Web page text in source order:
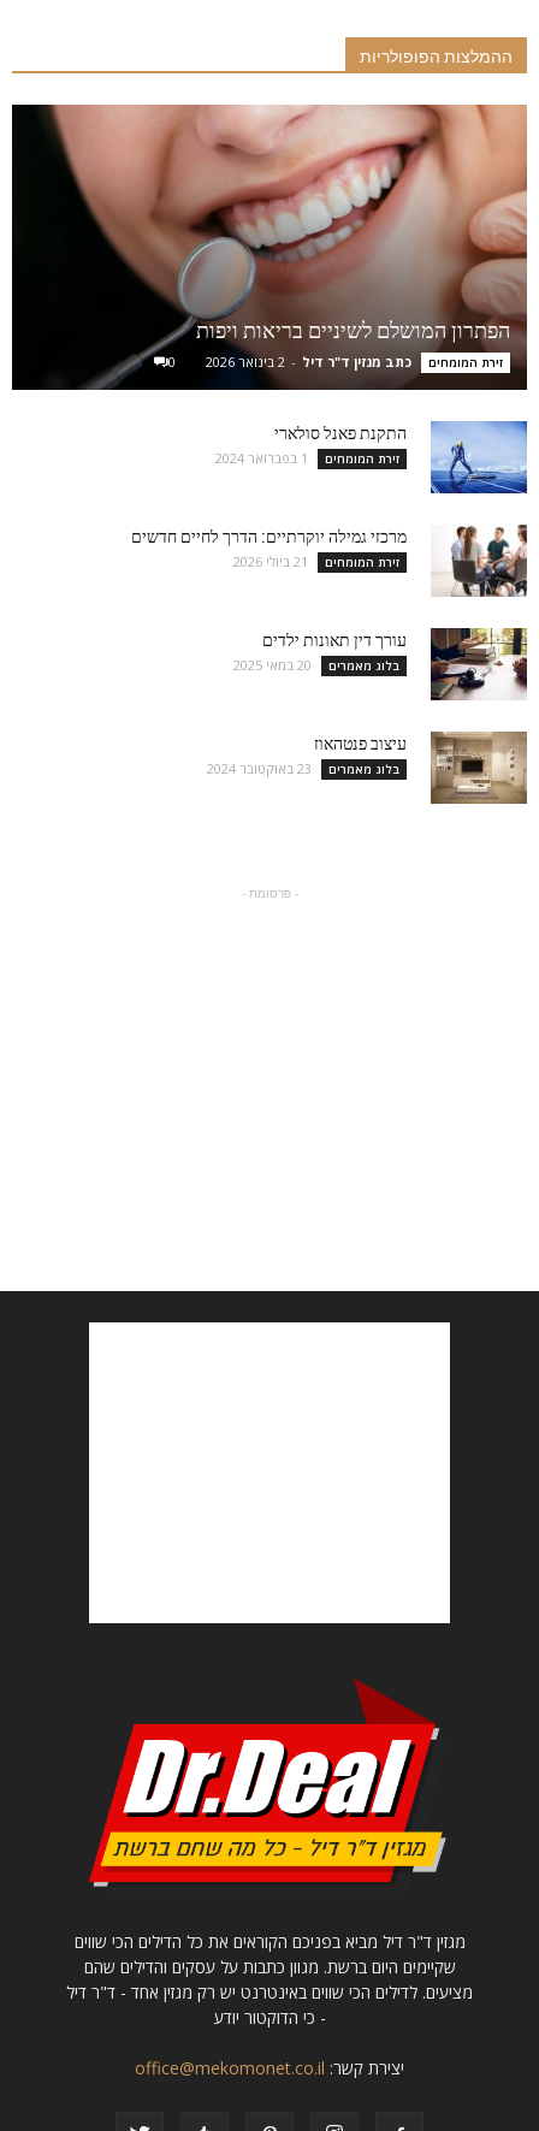
ההמלצות הפופולריות
הפתרון המושלם לשיניים בריאות ויפות
זירת המומחים כתב מגזין ד"ר דיל - 2 בינואר 2026 0
התקנת פאנל סולארי
זירת המומחים 1 בפברואר 2024
מרכזי גמילה יוקרתיים: הדרך לחיים חדשים
זירת המומחים 21 ביולי 2026
עורך דין תאונות ילדים
בלוג מאמרים 20 במאי 2025
עיצוב פנטהאוז
בלוג מאמרים 23 באוקטובר 2024
- פרסומת -
מגזין ד"ר דיל מביא בפניכם הקוראים את כל הדילים הכי שווים
שקיימים היום ברשת. מגוון כתבות על עסקים והדילים שהם
מציעים. לדילים הכי שווים באינטרנט יש רק מגזין אחד - ד"ר דיל
- כי הדוקטור יודע
יצירת קשר: office@mekomonet.co.il